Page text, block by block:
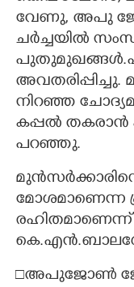
വേണു, അപു
ചർച്ചയിൽ
അവതരിപ്പിച്ചു.
നിറഞ്ഞ
കപ്പൽ തകരാൻ
പറഞ്ഞു.
മോശമാണെന്ന
രഹിതമാണെന്ന്
□അപുജോൺ